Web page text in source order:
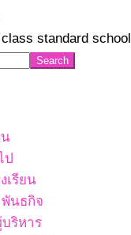
standard school
น
ป
เรียน
นธกิจ
ริหาร